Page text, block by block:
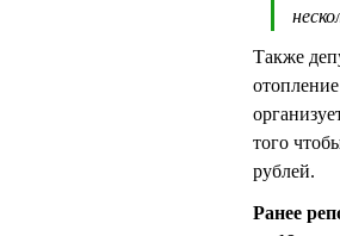
Также
того
рублей.
Ранее